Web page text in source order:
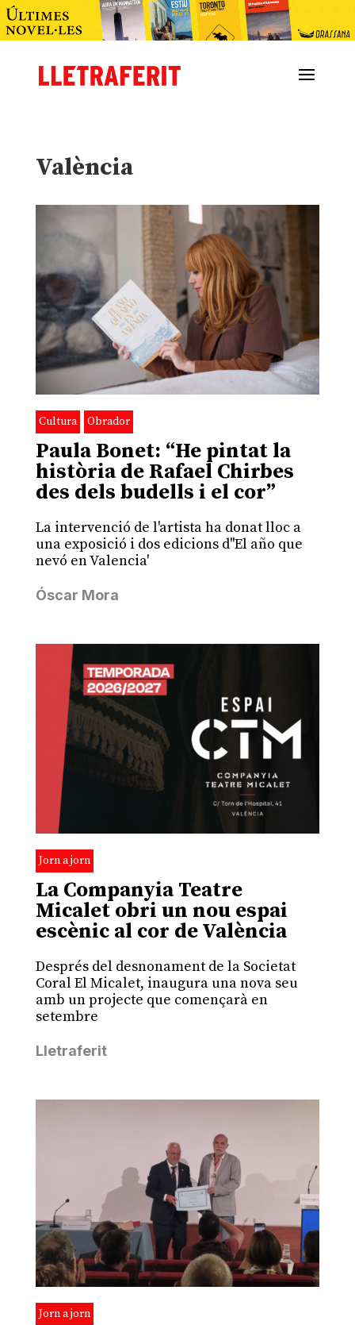
València
Cultura Obrador
Paula Bonet: “He pintat la
història de Rafael Chirbes
des dels budells i el cor”
La intervenció de l'artista ha donat lloc a
una exposició i dos edicions d''El año que
nevó en Valencia'
Óscar Mora
Jorn a jorn
La Companyia Teatre
Micalet obri un nou espai
escènic al cor de València
Després del desnonament de la Societat
Coral El Micalet, inaugura una nova seu
amb un projecte que començarà en
setembre
Lletraferit
Jorn a jorn